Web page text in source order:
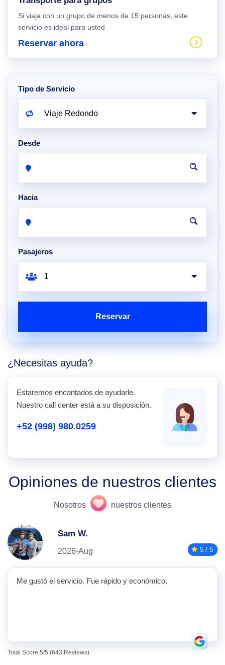
Si viaja con un grupo de menos de 15 personas, este
servicio es ideal para usted
Reservar ahora
Tipo de Servicio
Desde
Hacia
Pasajeros
Reservar
¿Necesitas ayuda?
Estaremos encantados de ayudarle.
Nuestro call center está a su disposición.
+52 (998) 980.0259
Opiniones de nuestros clientes
Nosotros nuestros clientes
Sam W.
2026-Aug 5 / 5
Me gustó el servicio. Fue rápido y económico.
Total Score 5/5 (643 Reviews)